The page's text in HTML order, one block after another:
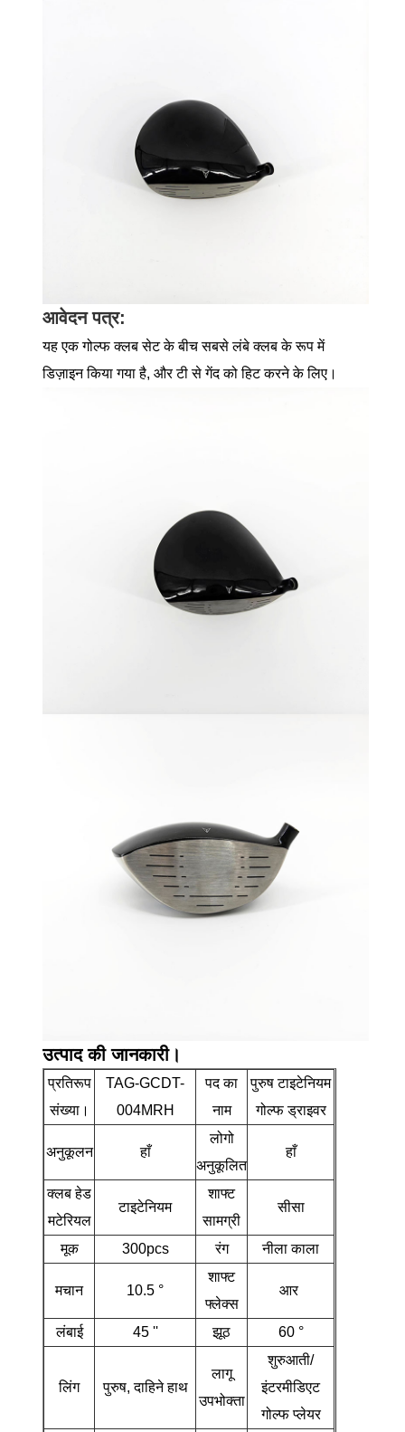
आवेदन पत्र:
यह एक गोल्फ क्लब सेट के बीच सबसे लंबे क्लब के रूप में
डिज़ाइन किया गया है, और टी से गेंद को हिट करने के लिए।
उत्पाद की जानकारी।
प्रतिरूप
संख्या।
TAG-GCDT-
004MRH
पद का
नाम
पुरुष टाइटेनियम
गोल्फ ड्राइवर
अनुकूलन हाँ
लोगो
अनुकूलित
हाँ
क्लब हेड
मटेरियल
टाइटेनियम
शाफ्ट
सामग्री
सीसा
मूक 300pcs रंग नीला काला
मचान 10.5 °
शाफ्ट
फ्लेक्स
आर
लंबाई 45 '' झूठ 60 °
लिंग पुरुष, दाहिने हाथ
लागू
उपभोक्ता
शुरुआती/
इंटरमीडिएट
गोल्फ प्लेयर